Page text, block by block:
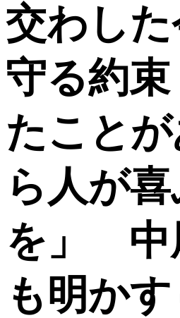
交わした
守る約束
たこと
ら人が
を」 中
も明かす